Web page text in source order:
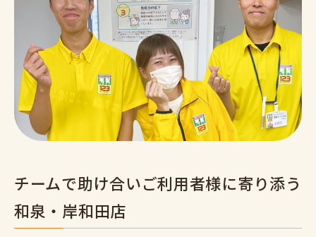
チームで助け合いご利用者様に寄り添う
和泉・岸和田店